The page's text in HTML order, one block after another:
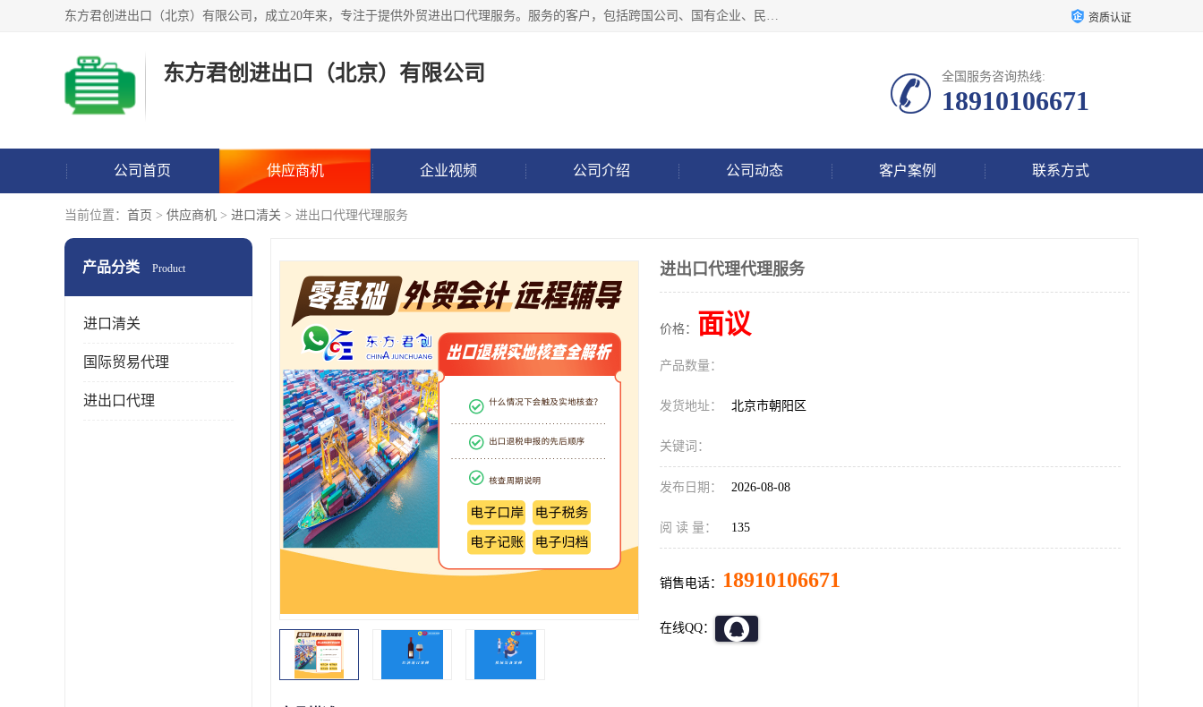
东方君创进出口（北京）有限公司，成立20年来，专注于提供外贸进出口代理服务。服务的客户，包括跨国公司、国有企业、民营企业等。作为的综合性外贸企业，公司拥有一支精通进出口贸易的团队，从事各类商品和技术的进口清关代理报关。进出口商品涉及20多个大类、上千个品种，贸易客户遍布世界各个国家和地区。 资质认证
东方君创进出口（北京）有限公司 全国服务咨询热线:
18910106671
公司首页 供应商机 企业视频 公司介绍 公司动态 客户案例 联系方式
当前位置： 首页 > 供应商机 > 进口清关 > 进出口代理代理服务
产品分类 Product
进口清关
国际贸易代理
进出口代理
进出口代理代理服务
价格： 面议
产品数量：
发货地址： 北京市朝阳区
关键词：
发布日期： 2026-08-08
阅 读 量： 135
销售电话： 18910106671
在线QQ：